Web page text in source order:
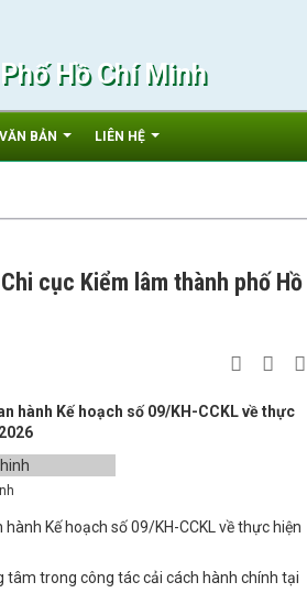
Hồ Chí Minh
VĂN BẢN LIÊN HỆ
cục Kiểm lâm thành phố Hồ
hành Kế hoạch số 09/KH-CCKL về thực
Kế hoạch số 09/KH-CCKL về thực hiện
tâm trong công tác cải cách hành chính tại